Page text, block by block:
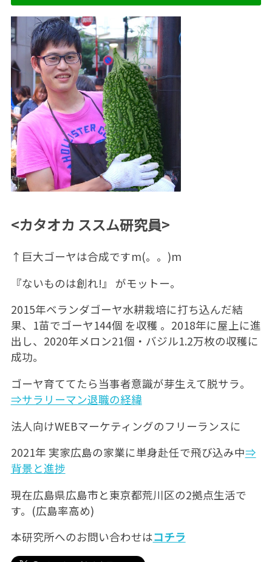
<カタオカ ススム研究員>
↑巨大ゴーヤは合成ですm(。。)m
『ないものは創れ!』 がモットー。
2015年ベランダゴーヤ水耕栽培に打ち込んだ結
果、1苗でゴーヤ144個 を収穫 。2018年に屋上に進
出し、2020年メロン21個・バジル1.2万枚の収穫に
成功。
ゴーヤ育ててたら当事者意識が芽生えて脱サラ。
⇒サラリーマン退職の経緯
法人向けWEBマーケティングのフリーランスに
2021年 実家広島の家業に単身赴任で飛び込み中⇒
背景と進捗
現在広島県広島市と東京都荒川区の2拠点生活で
す。(広島率高め)
本研究所へのお問い合わせはコチラ